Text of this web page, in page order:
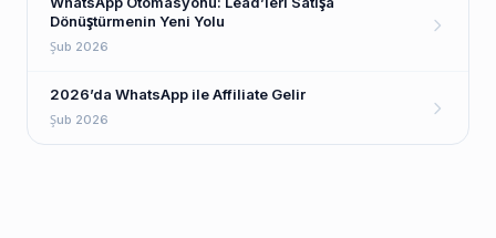
Dönüştürmenin Yeni Yolu
Şub 2026
2026’da WhatsApp ile Affiliate Gelir
Şub 2026